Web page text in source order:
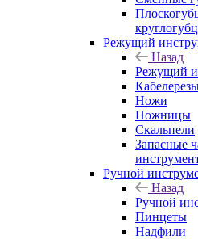
Режущий
Назад
Режущий
Ножи
Ножницы
Скальпели
Запасные
Ручной
Назад
Ручной
Пинцеты
Надфили